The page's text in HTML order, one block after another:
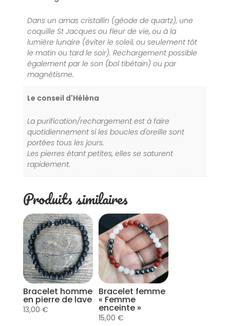
Dans un amas cristallin (géode de quartz), une
coquille St Jacques ou fleur de vie, ou à la
lumière lunaire (éviter le soleil, ou seulement tôt
le matin ou tard le soir). Rechargement possible
également par le son (bol tibétain) ou par
magnétisme.
Le conseil d'Hélèna
La purification/rechargement est à faire
quotidiennement si les boucles d'oreille sont
portées tous les jours.
Les pierres étant petites, elles se saturent
rapidement.
Produits similaires
Bracelet homme
en pierre de lave
13,00 €
Bracelet femme
« Femme
enceinte »
15,00€